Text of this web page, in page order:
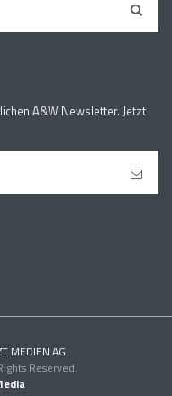
A&W Newsletter. Jetzt
MEDIEN AG
Reserved.